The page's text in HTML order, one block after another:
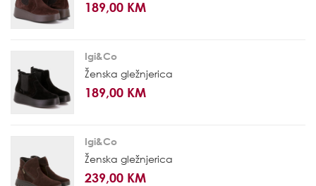
189,00 KM
Igi&Co
Ženska gležnjerica
189,00 KM
Igi&Co
Ženska gležnjerica
239,00 KM